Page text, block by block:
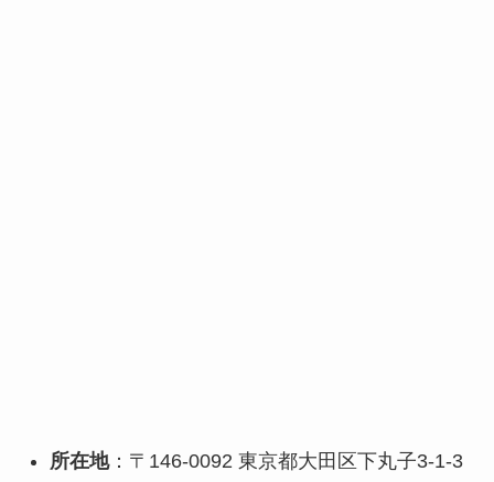
所在地：〒146-0092 東京都大田区下丸子3-1-3